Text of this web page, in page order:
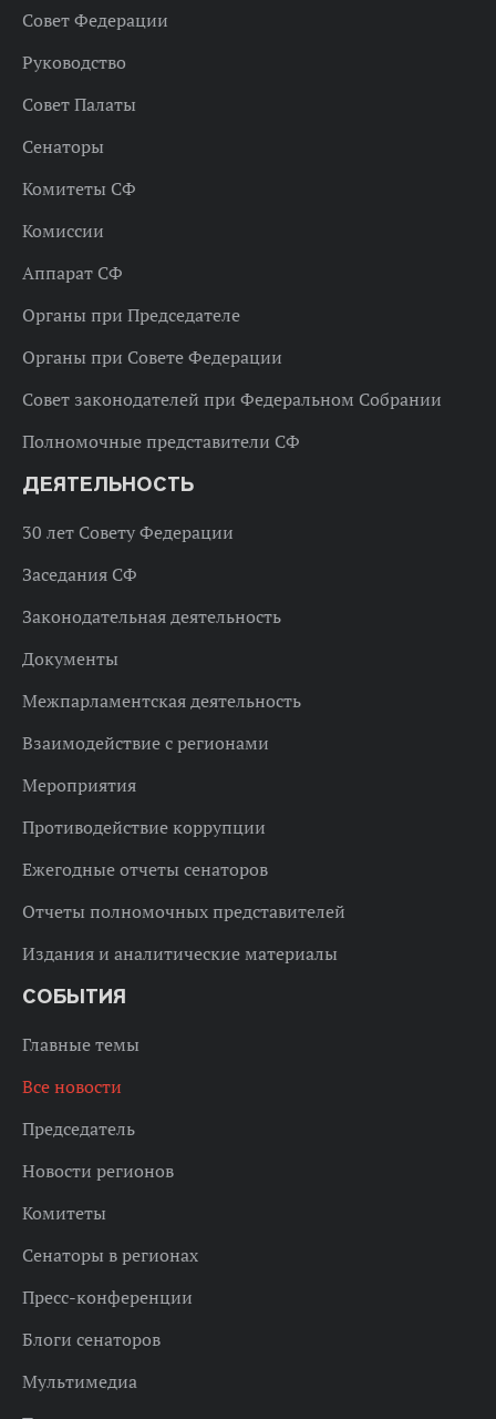
Совет Федерации
Руководство
Совет Палаты
Сенаторы
Комитеты СФ
Комиссии
Аппарат СФ
Органы при Председателе
Органы при Совете Федерации
Совет законодателей при Федеральном Собрании
Полномочные представители СФ
ДЕЯТЕЛЬНОСТЬ
30 лет Совету Федерации
Заседания СФ
Законодательная деятельность
Документы
Межпарламентская деятельность
Взаимодействие с регионами
Мероприятия
Противодействие коррупции
Ежегодные отчеты сенаторов
Отчеты полномочных представителей
Издания и аналитические материалы
СОБЫТИЯ
Главные темы
Все новости
Председатель
Новости регионов
Комитеты
Сенаторы в регионах
Пресс-конференции
Блоги сенаторов
Мультимедиа